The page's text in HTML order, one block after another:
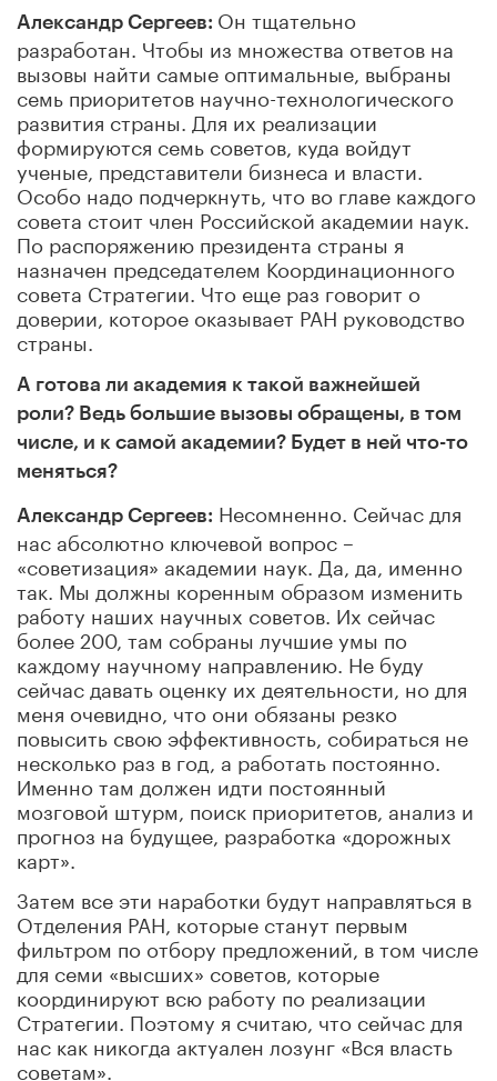
Александр Сергеев: Он тщательно
разработан. Чтобы из множества ответов на
вызовы найти самые оптимальные, выбраны
семь приоритетов научно-технологического
развития страны. Для их реализации
формируются семь советов, куда войдут
ученые, представители бизнеса и власти.
Особо надо подчеркнуть, что во главе каждого
совета стоит член Российской академии наук.
По распоряжению президента страны я
назначен председателем Координационного
совета Стратегии. Что еще раз говорит о
доверии, которое оказывает РАН руководство
страны.
А готова ли академия к такой важнейшей
роли? Ведь большие вызовы обращены, в том
числе, и к самой академии? Будет в ней что-то
меняться?
Александр Сергеев: Несомненно. Сейчас для
нас абсолютно ключевой вопрос –
«советизация» академии наук. Да, да, именно
так. Мы должны коренным образом изменить
работу наших научных советов. Их сейчас
более 200, там собраны лучшие умы по
каждому научному направлению. Не буду
сейчас давать оценку их деятельности, но для
меня очевидно, что они обязаны резко
повысить свою эффективность, собираться не
несколько раз в год, а работать постоянно.
Именно там должен идти постоянный
мозговой штурм, поиск приоритетов, анализ и
прогноз на будущее, разработка «дорожных
карт».
Затем все эти наработки будут направляться в
Отделения РАН, которые станут первым
фильтром по отбору предложений, в том числе
для семи «высших» советов, которые
координируют всю работу по реализации
Стратегии. Поэтому я считаю, что сейчас для
нас как никогда актуален лозунг «Вся власть
советам».